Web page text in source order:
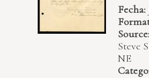
Fecha:
Source:
Steve
NE